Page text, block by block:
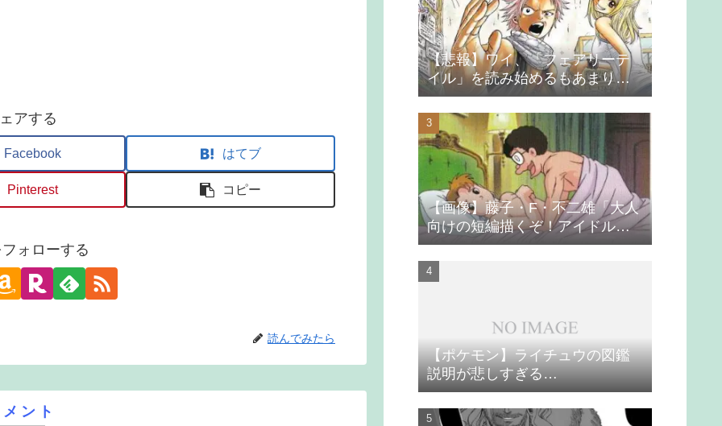
アする
Facebook はてブ
Pinterest コピー
ォローする
読んでみたら
ント
【悲報】ワイ、「フェアリーテ
イル」を読み始めるもあまりの
つまらなさに挫折する
【画像】藤子・F・不二雄「大人
向けの短編描くぞ！アイドルが
無理やり抱かれるシーン入れ
よ」
【ポケモン】ライチュウの図鑑
説明が悲しすぎる…